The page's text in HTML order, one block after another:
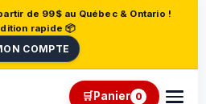
de 99$ au Québec & Ontario !
rapide 📦
COMPTE
🛒Panier 0